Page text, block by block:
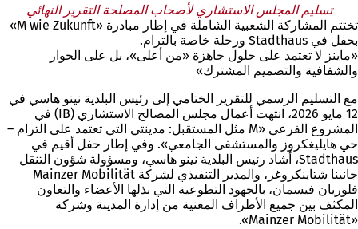
تسليم المجلس الاستشاري لأصحاب المصلحة التقرير النهائي
تختتم المشاركة الشعبية الشاملة في إطار مبادرة «M wie Zukunft»
بحفل في Stadthaus ورحلة خاصة بالترام.
«ماينز لا تعتمد على حلول جاهزة «من أعلى»، بل على الحوار
والشفافية والتصميم المشترك»
مع التسليم الرسمي للتقرير الختامي إلى رئيس البلدية نينو هاسي في
12 مايو 2026، انتهت أعمال مجلس المصالح الاستشاري (IB) في
المشروع الفرعي «M مثل المستقبل: مدينتي التي تعتمد على الترام –
حي هايليغكروز والمستشفى الجامعي». وفي إطار حفل أقيم في
Stadthaus، أشاد رئيس البلدية نينو هاسي، ومسؤولة شؤون التنقل
جانينا شتاينكروغر، والمدير التنفيذي لشركة Mainzer Mobilität
فلوريان فيسمان، بالجهود التطوعية التي بذلها الأعضاء والتعاون
المكثف بين جميع الأطراف المعنية من إدارة المدينة وشركة
«Mainzer Mobilität».